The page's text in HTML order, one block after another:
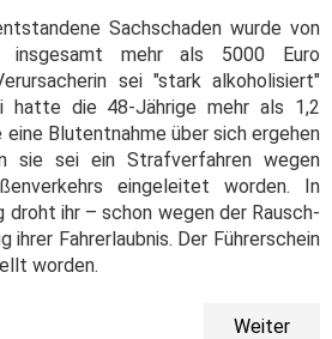
Sachschaden wurde von
insgesamt mehr als 5000 Euro
sei "stark alkoholisiert"
hatte die 48-Jährige mehr als 1,2
eine Blutentnahme über sich ergehen
sie sei ein Strafverfahren wegen
eingeleitet worden. In
droht ihr – schon wegen der Rausch-
ihrer Fahrerlaubnis. Der Führerschein
worden.
Weiter